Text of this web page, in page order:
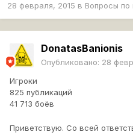
28 февраля, 2015 в Вопросы по
DonatasBanionis
Опубликовано: 28
Игроки
825 публикаций
41 713 боёв
Приветствую. Со всей